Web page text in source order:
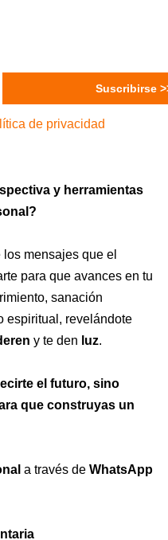
de privacidad
y herramientas
mensajes que el
para que avances en tu
sanación
espiritual, revelándote
y te den luz.
el futuro, sino
que construyas un
a través de WhatsApp